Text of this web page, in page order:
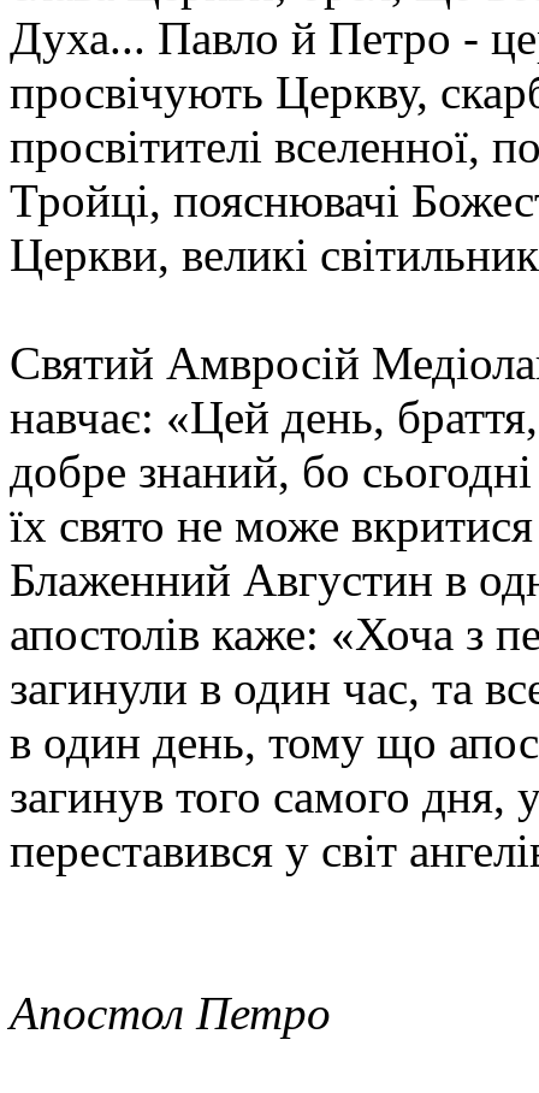
Духа... Павло й Петро -
просвічують Церкву,
просвітителі вселенної,
Тройці, пояснювачі
Церкви, великі
Святий Амвросій
навчає: «Цей день,
добре знаний, бо
їх свято не може
Блаженний Августин в
апостолів каже: «Хоча з
загинули в один час, та
в один день, тому що
загинув того самого дня,
переставився у світ
Апостол Петро